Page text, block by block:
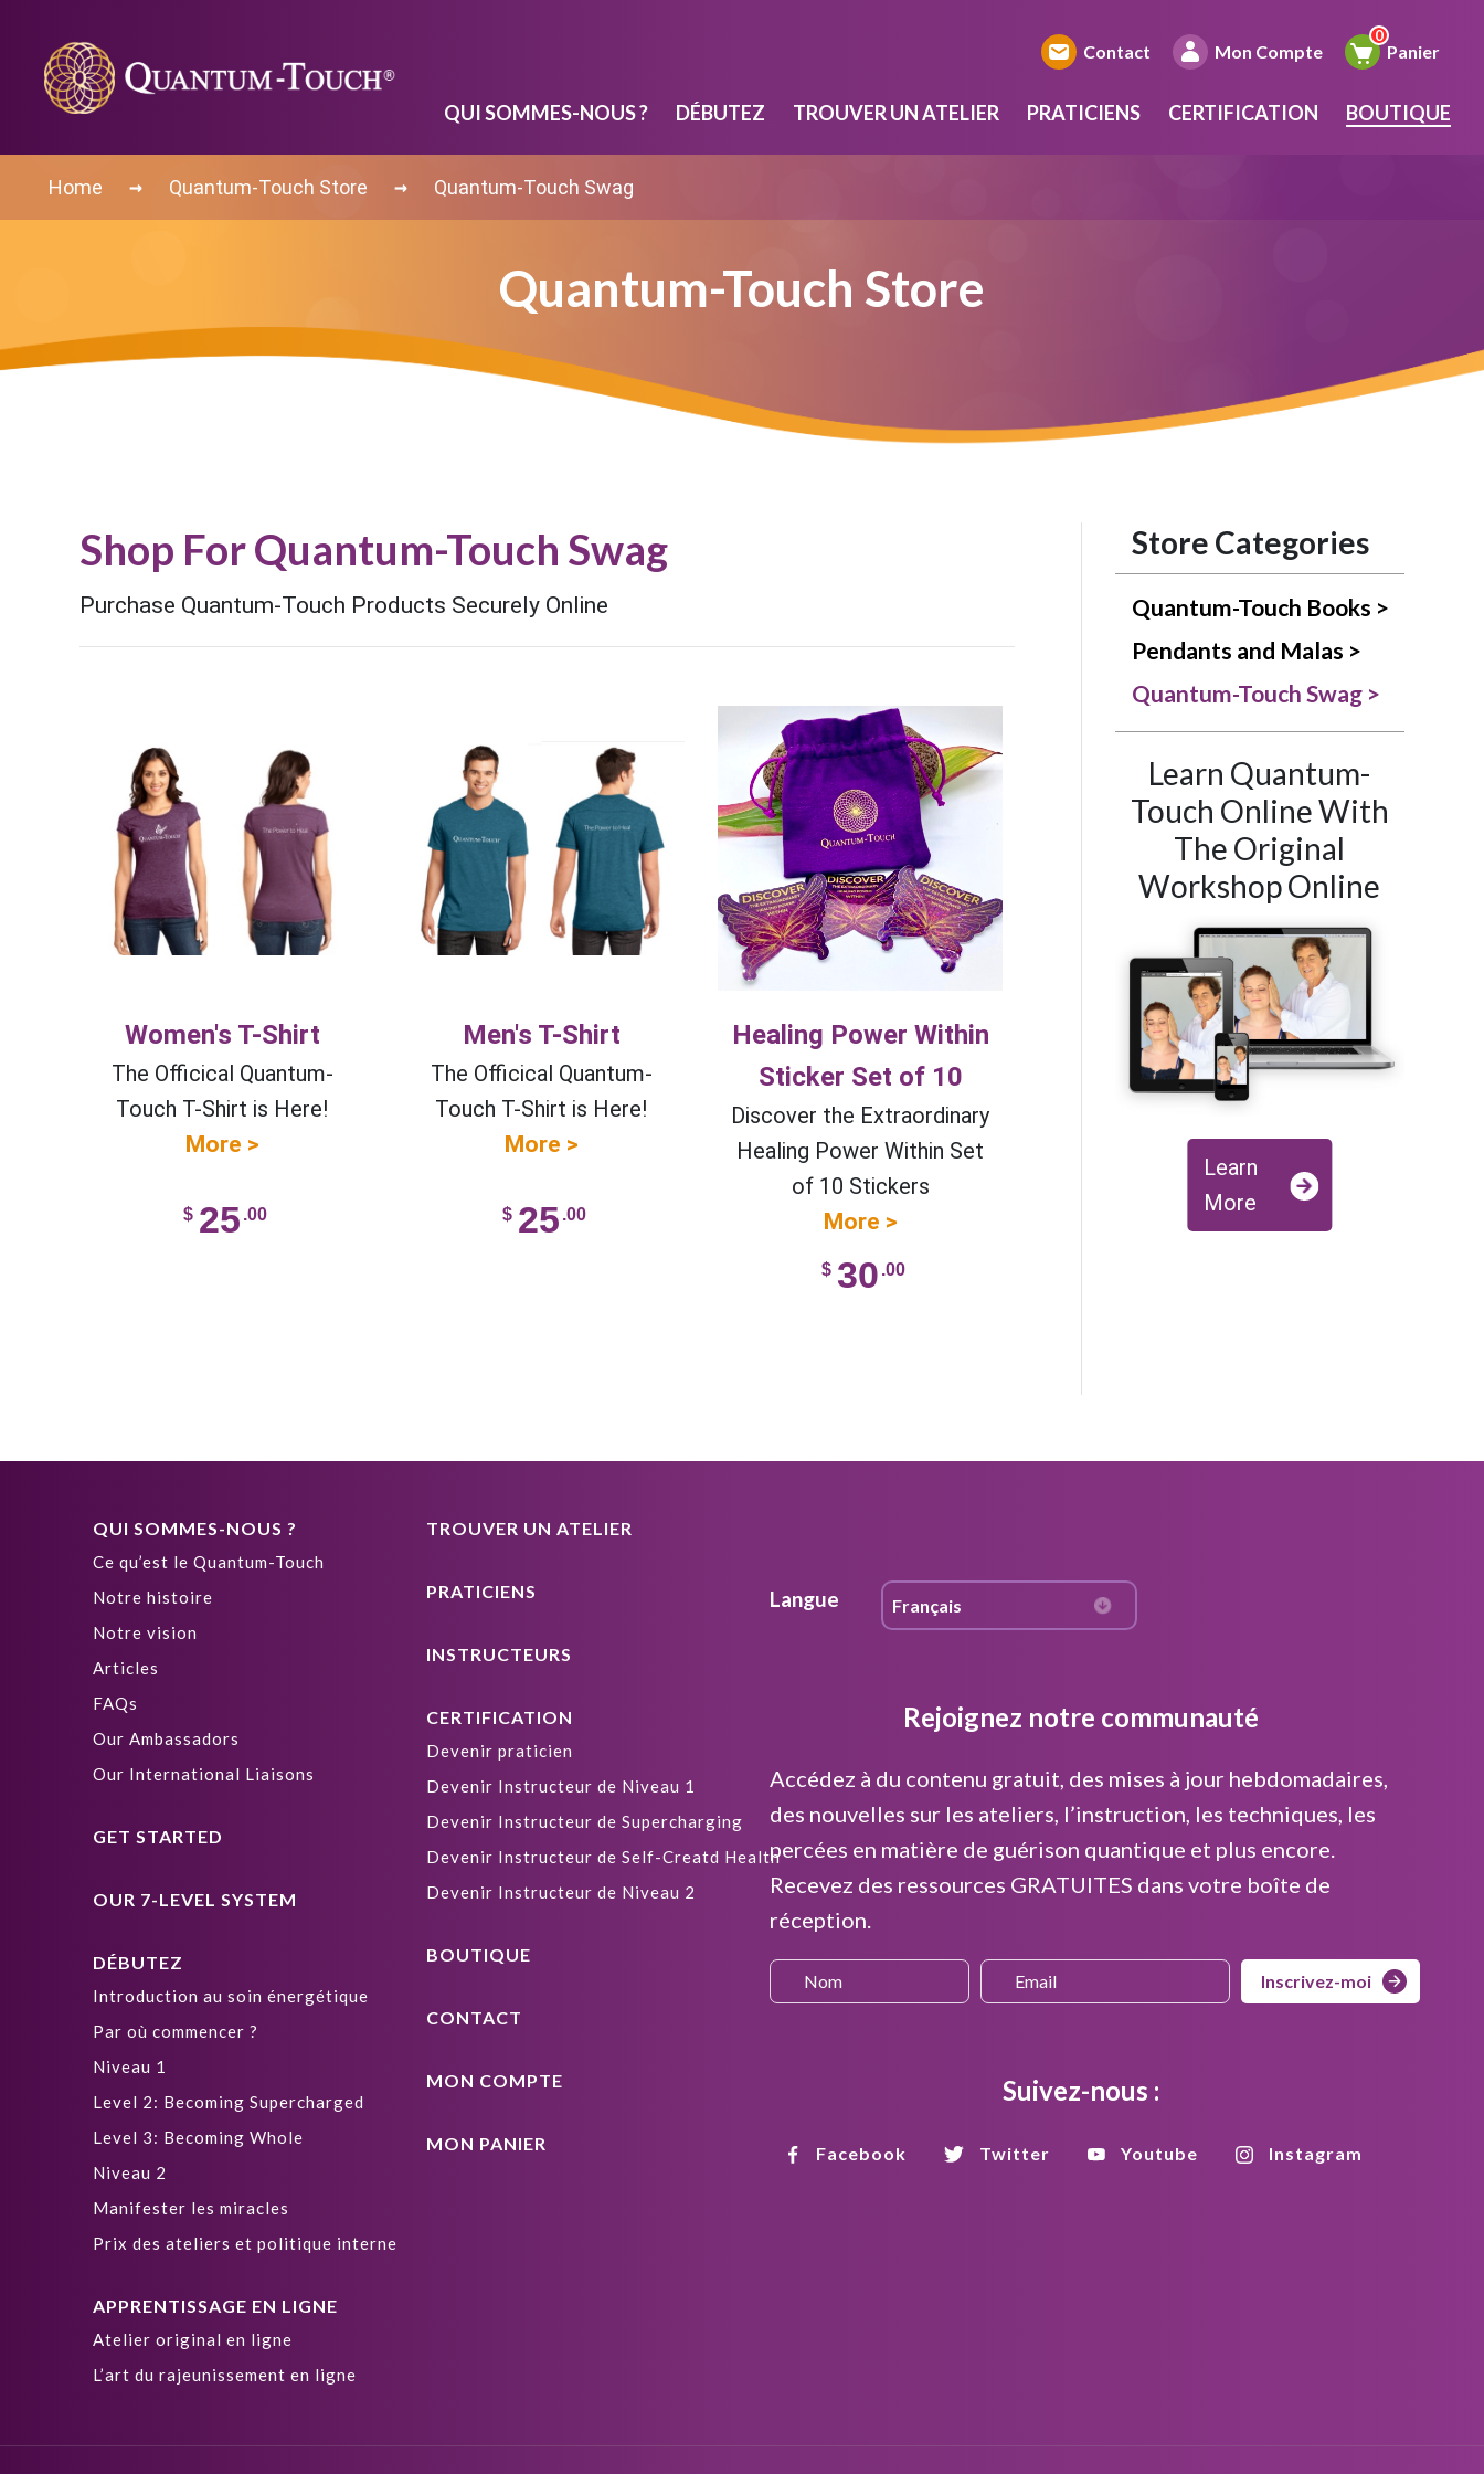
Contact Mon Compte Panier
QUI SOMMES-NOUS ? DÉBUTEZ TROUVER UN ATELIER PRATICIENS CERTIFICATION BOUTIQUE
Home → Quantum-Touch Store → Quantum-Touch Swag
Quantum-Touch Store
Shop For Quantum-Touch Swag
Purchase Quantum-Touch Products Securely Online
Women's T-Shirt
The Officical Quantum-
Touch T-Shirt is Here!
More >
$ 25 .00
Men's T-Shirt
The Officical Quantum-
Touch T-Shirt is Here!
More >
$ 25 .00
Healing Power Within
Sticker Set of 10
Discover the Extraordinary
Healing Power Within Set
of 10 Stickers
More >
$ 30 .00
Store Categories
Quantum-Touch Books >
Pendants and Malas >
Quantum-Touch Swag >
Learn Quantum-
Touch Online With
The Original
Workshop Online
Learn
More
QUI SOMMES-NOUS ?
Ce qu’est le Quantum-Touch
Notre histoire
Notre vision
Articles
FAQs
Our Ambassadors
Our International Liaisons
GET STARTED
OUR 7-LEVEL SYSTEM
DÉBUTEZ
Introduction au soin énergétique
Par où commencer ?
Niveau 1
Level 2: Becoming Supercharged
Level 3: Becoming Whole
Niveau 2
Manifester les miracles
Prix des ateliers et politique interne
APPRENTISSAGE EN LIGNE
Atelier original en ligne
L’art du rajeunissement en ligne
TROUVER UN ATELIER
PRATICIENS
INSTRUCTEURS
CERTIFICATION
Devenir praticien
Devenir Instructeur de Niveau 1
Devenir Instructeur de Supercharging
Devenir Instructeur de Self-Creatd Health
Devenir Instructeur de Niveau 2
BOUTIQUE
CONTACT
MON COMPTE
MON PANIER
Langue
Rejoignez notre communauté
Accédez à du contenu gratuit, des mises à jour hebdomadaires,
des nouvelles sur les ateliers, l’instruction, les techniques, les
percées en matière de guérison quantique et plus encore.
Recevez des ressources GRATUITES dans votre boîte de
réception.
Inscrivez-moi
Suivez-nous :
Facebook Twitter Youtube Instagram